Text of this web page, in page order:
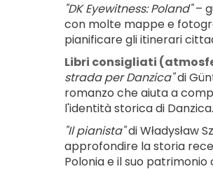
"DK Eyewitness: Poland" –
con molte mappe e
pianificare gli itinerari
Libri consigliati
strada per Danzica" di
romanzo che aiuta a
l'identità storica di Danzica.
"Il pianista" di Władysław
approfondire la storia
Polonia e il suo patrimonio